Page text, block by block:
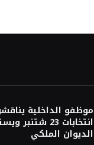
موظفو الداخلية
انتخابات 23
الديوان الملكي